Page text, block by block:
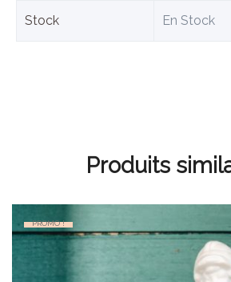
Stock En Stock
Produits
PROMO !